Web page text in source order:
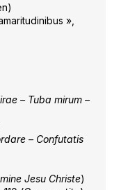
»,
– Tuba mirum –
– Confutatis
Jesu Christe)